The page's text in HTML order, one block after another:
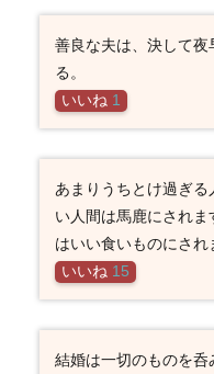
善良な夫は、決して
る。
いいね 1
あまりうちとけ過ぎ
い人間は馬鹿にされ
はいい食いものにされ
いいね 15
結婚は一切のものを